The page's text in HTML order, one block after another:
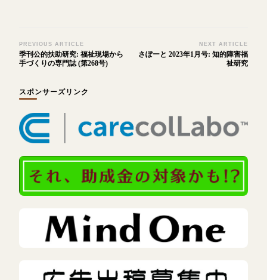
Post
Navigation
PREVIOUS ARTICLE
季刊公的扶助研究: 福祉現場から
手づくりの専門誌 (第268号)
NEXT ARTICLE
さぽーと 2023年1月号: 知的障害福
祉研究
スポンサーズリンク